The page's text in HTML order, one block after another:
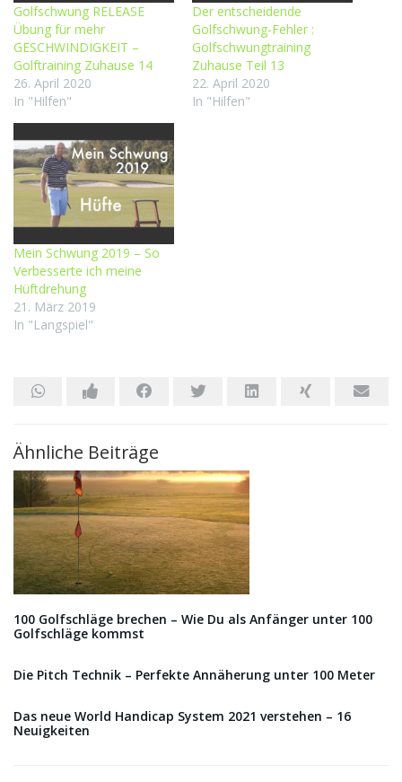
Golfschwung RELEASE
Übung für mehr
GESCHWINDIGKEIT –
Golftraining Zuhause 14
26. April 2020
In "Hilfen"
Der entscheidende
Golfschwung-Fehler :
Golfschwungtraining
Zuhause Teil 13
22. April 2020
In "Hilfen"
Mein Schwung 2019 – So
Verbesserte ich meine
Hüftdrehung
21. März 2019
In "Langspiel"
Ähnliche Beiträge
100 Golfschläge brechen – Wie Du als Anfänger unter 100
Golfschläge kommst
Die Pitch Technik – Perfekte Annäherung unter 100 Meter
Das neue World Handicap System 2021 verstehen – 16
Neuigkeiten